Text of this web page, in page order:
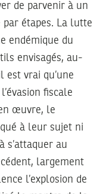
de parvenir à un
étapes. La lutte
endémique du
envisagés, au-
est vrai qu’une
fiscale
œuvre, le
à leur sujet ni
s’attaquer au
largement
l’explosion de